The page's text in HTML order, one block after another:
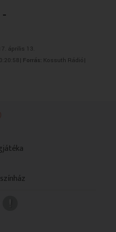
április 13.
Forrás: Kossuth Rádió|